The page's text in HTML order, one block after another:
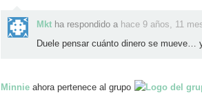
Mkt ha respondido a hace 9 años, 11
Duele pensar cuánto dinero se mueve…
Minnie ahora pertenece al grupo